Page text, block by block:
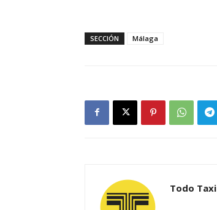
SECCIÓN Málaga
Todo Taxi